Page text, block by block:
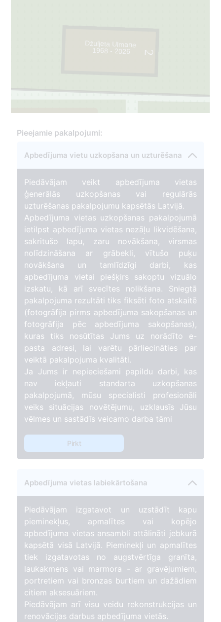
80
4
2
Džuljeta Ulmane
1968 - 2026
Pieejamie pakalpojumi:
Apbedījuma vietu uzkopšana un uzturēšana
Piedāvājam veikt apbedījuma vietas
ģenerālās uzkopšanas vai regulārās
uzturēšanas pakalpojumu kapsētās Latvijā.
Apbedījuma vietas uzkopšanas pakalpojumā
ietilpst apbedījuma vietas nezāļu likvidēšana,
sakritušo lapu, zaru novākšana, virsmas
nolīdzināšana ar grābekli, vītušo puķu
novākšana un tamlīdzīgi darbi, kas
apbedījuma vietai piešķirs sakoptu vizuālo
izskatu, kā arī svecītes nolikšana. Sniegtā
pakalpojuma rezultāti tiks fiksēti foto atskaitē
(fotogrāfija pirms apbedījuma sakopšanas un
fotogrāfija pēc apbedījuma sakopšanas),
kuras tiks nosūtītas Jums uz norādīto e-
pasta adresi, lai varētu pārliecināties par
veiktā pakalpojuma kvalitāti.
Ja Jums ir nepieciešami papildu darbi, kas
nav iekļauti standarta uzkopšanas
pakalpojumā, mūsu specialisti profesionāli
veiks situācijas novētējumu, uzklausīs Jūsu
vēlmes un sastādīs veicamo darba tāmi
Pirkt
Apbedījuma vietas labiekārtošana
Piedāvājam izgatavot un uzstādīt kapu
pieminekļus, apmalītes vai kopējo
apbedījuma vietas ansambli attālināti jebkurā
kapsētā visā Latvijā. Pieminekļi un apmalītes
tiek izgatavotas no augstvērtīga granīta,
laukakmens vai marmora - ar gravējumiem,
portretiem vai bronzas burtiem un dažādiem
citiem aksesuāriem.
Piedāvājam arī visu veidu rekonstrukcijas un
renovācijas darbus apbedījuma vietās.